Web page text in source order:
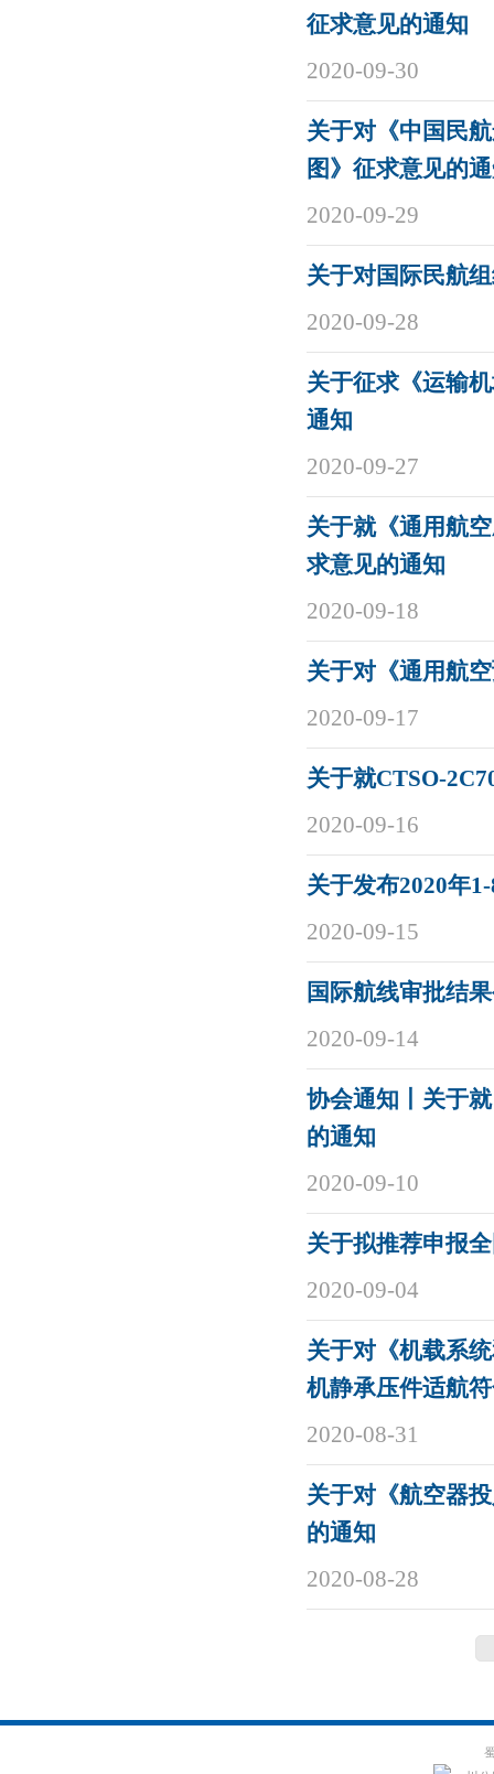
征求意见的通知
2020-09-30
关于对《中国民
图》征求意见的
2020-09-29
关于对国际民航
2020-09-28
关于征求《运输
通知
2020-09-27
关于就《通用航
求意见的通知
2020-09-18
关于对《通用航
2020-09-17
关于就CTSO-
2020-09-16
关于发布2020年
2020-09-15
国际航线审批结
2020-09-14
协会通知丨关于
的通知
2020-09-10
关于拟推荐申报
2020-09-04
关于对《机载系
机静承压件适航
2020-08-31
关于对《航空器
的通知
2020-08-28